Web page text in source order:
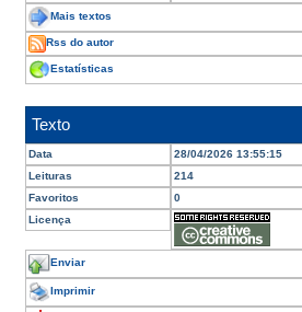
Mais textos
Rss do autor
Estatísticas
Texto
Data
28/04/2026 13:55:15
Leituras
214
Favoritos
0
Licença
Enviar
Imprimir